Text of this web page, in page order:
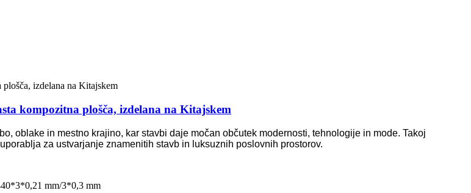
kompozitna plošča, izdelana na Kitajskem
oblake in mestno krajino, kar stavbi daje močan občutek modernosti, tehnologije in mode. Takoj
za ustvarjanje znamenitih stavb in luksuznih poslovnih prostorov.